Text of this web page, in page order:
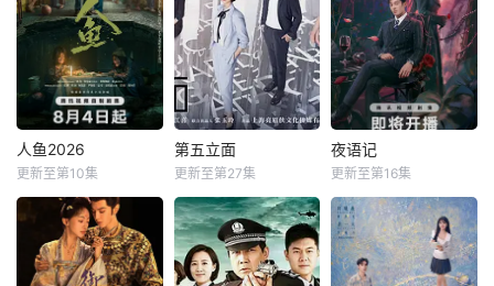
人鱼2026
更新至第10集
第五立面
更新至第27集
夜语记
更新至第16集